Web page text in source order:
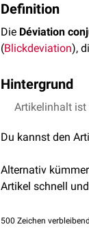
Definition
Die Déviation
(Blickdeviation),
Hintergrund
Bei der
Ursache ist eine
durch eine
werden. Auch
Artikelinhalt ist
Du kannst den
Alternativ
Artikel schnell
500 Zeichen